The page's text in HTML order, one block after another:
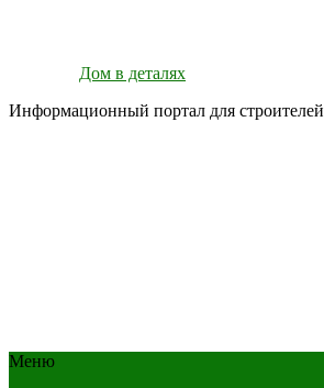
Дом в деталях
Информационный портал для строителей
Меню